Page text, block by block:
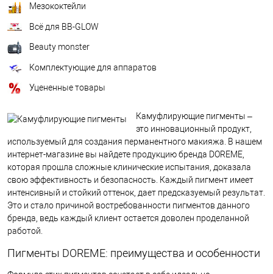
Мезококтейли
Всё для BB-GLOW
Beauty monster
Комплектующие для аппаратов
Уцененные товары
Камуфлирующие пигменты –
это инновационный продукт,
используемый для создания перманентного макияжа. В нашем
интернет-магазине вы найдете продукцию бренда DOREME,
которая прошла сложные клинические испытания, доказала
свою эффективность и безопасность. Каждый пигмент имеет
интенсивный и стойкий оттенок, дает предсказуемый результат.
Это и стало причиной востребованности пигментов данного
бренда, ведь каждый клиент остается доволен проделанной
работой.
Пигменты DOREME: преимущества и особенности